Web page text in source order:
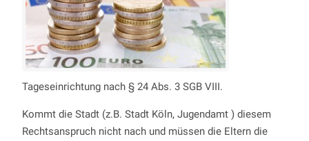
Tageseinrichtung nach § 24 Abs. 3 SGB VIII.
Kommt die Stadt (z.B. Stadt Köln, Jugendamt ) diesem
Rechtsanspruch nicht nach und müssen die Eltern die